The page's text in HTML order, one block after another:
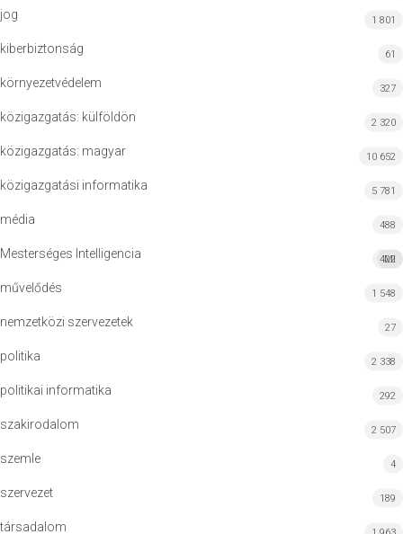
jog 1 801
kiberbiztonság 61
környezetvédelem 327
közigazgatás: külföldön 2 320
közigazgatás: magyar 10 652
közigazgatási informatika 5 781
média 488
Mesterséges Intelligencia MI
422
művelődés 1 548
nemzetközi szervezetek 27
politika 2 338
politikai informatika 292
szakirodalom 2 507
szemle 4
szervezet 189
társadalom